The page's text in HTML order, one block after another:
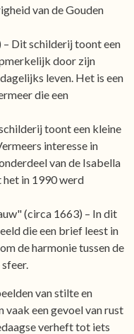
van de Gouden
Dit schilderij toont een
door zijn
leven. Het is een
die een
toont een kleine
interesse in
van de Isabella
in 1990 werd
(circa 1663) – In dit
die een brief leest in
de harmonie tussen de
van stilte en
een gevoel van rust
verheft tot iets